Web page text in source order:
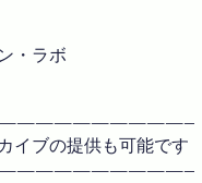
・ラボ
イブの提供も可能です